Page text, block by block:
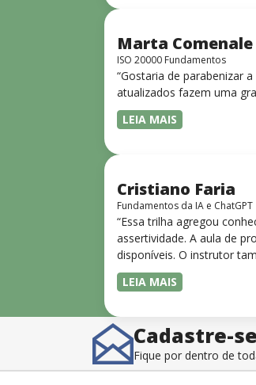
Marta Comenale
ISO 20000 Fundamentos
“Gostaria de parabenizar
atualizados fazem uma
LEIA MAIS
Cristiano Faria
Fundamentos da IA e ChatGPT
“Essa trilha agregou
assertividade. A aula de
disponíveis. O instrutor
LEIA MAIS
Cadastre-
Fique por dentro de